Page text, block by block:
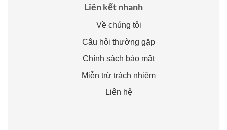
Liên kết nhanh
Về chúng tôi
Câu hỏi thường gặp
Chính sách bảo mật
Miễn trừ trách nhiệm
Liên hệ